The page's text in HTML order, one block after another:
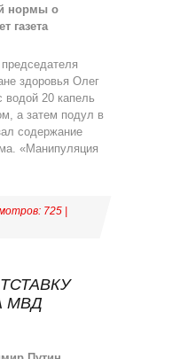
нормы о
газета
здоровья Олег
водой 20 капель
а затем подул в
содержание
«Манипуляция
725 |
МВД